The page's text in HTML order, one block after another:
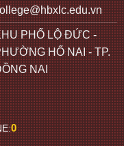
PHỐ LỘ ĐỨC -
HỐ NAI - TP.
NAI
0